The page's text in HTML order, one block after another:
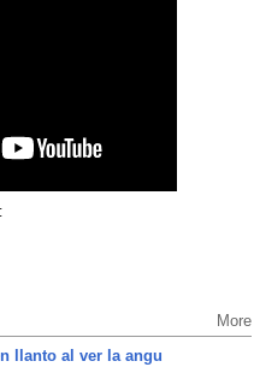
More
llanto al ver la angu